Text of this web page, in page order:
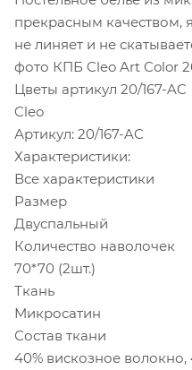
прекрасным
не линяет и не
фото КПБ Cleo Art Color
Цветы артикул 20/167-AC
Cleo
Артикул: 20/167-AC
Характеристики:
Все характеристики
Размер
Двуспальный
Количество наволочек
70*70 (2шт.)
Ткань
Микросатин
Состав ткани
40% вискозное волокно,